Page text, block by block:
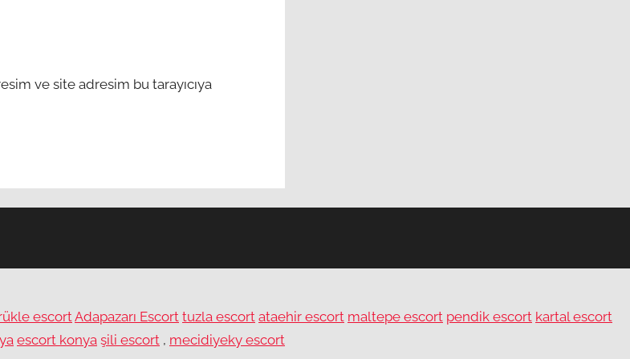
ve site adresim bu tarayıcıya
escortAdapazarı Escort tuzla escort ataehir escort maltepe escort pendik escort kartal escort
escort konya şili escort , mecidiyeky escort